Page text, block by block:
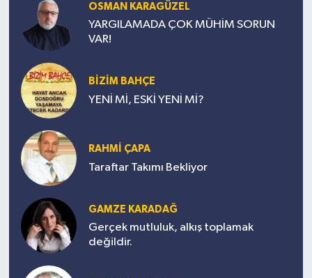
OSMAN KARAGÜZEL
YARGILAMADA ÇOK MÜHİM SORUN
VAR!
BİZİM BAHÇE
YENİ Mİ, ESKİ YENİ Mİ?
RAHMİ ÇAPA
Taraftar Takımı Bekliyor
GAMZE KARADAĞ
Gerçek mutluluk, alkış toplamak
değildir.